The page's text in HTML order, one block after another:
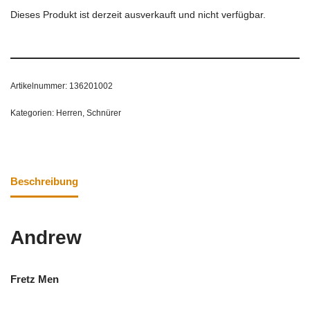
Dieses Produkt ist derzeit ausverkauft und nicht verfügbar.
Artikelnummer: 136201002
Kategorien: Herren Schnürer
Beschreibung
Andrew
Fretz Men